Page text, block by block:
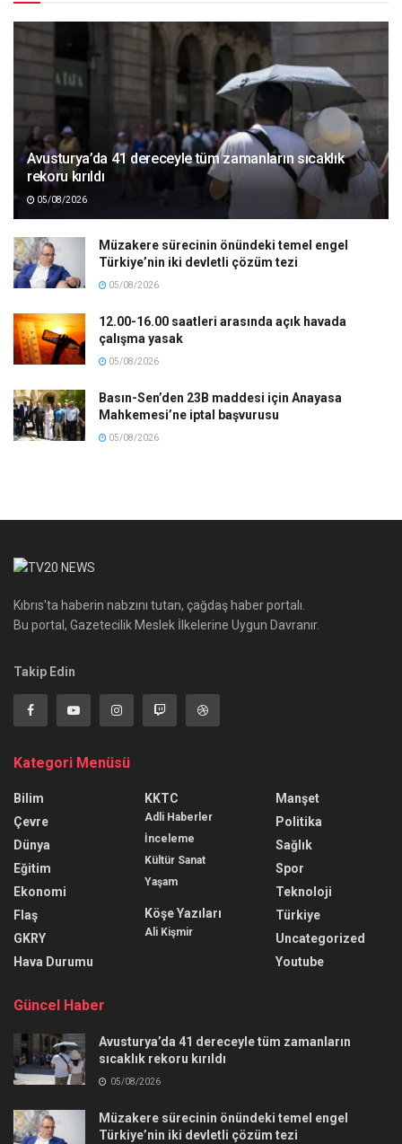
Avusturya’da 41 dereceyle tüm zamanların sıcaklık
rekoru kırıldı
05/08/2026
Müzakere sürecinin önündeki temel engel
Türkiye’nin iki devletli çözüm tezi
05/08/2026
12.00-16.00 saatleri arasında açık havada
çalışma yasak
05/08/2026
Basın-Sen’den 23B maddesi için Anayasa
Mahkemesi’ne iptal başvurusu
05/08/2026
Kıbrıs'ta haberin nabzını tutan, çağdaş haber portalı.
Bu portal, Gazetecilik Meslek İlkelerine Uygun Davranır.
Takip Edin
Kategori Menüsü
Bilim
Çevre
Dünya
Eğitim
Ekonomi
Flaş
GKRY
Hava Durumu
KKTC
Adli Haberler
İnceleme
Kültür Sanat
Yaşam
Köşe Yazıları
Ali Kişmir
Manşet
Politika
Sağlık
Spor
Teknoloji
Türkiye
Uncategorized
Youtube
Güncel Haber
Avusturya’da 41 dereceyle tüm zamanların
sıcaklık rekoru kırıldı
05/08/2026
Müzakere sürecinin önündeki temel engel
Türkiye’nin iki devletli çözüm tezi